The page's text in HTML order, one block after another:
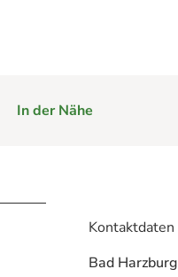
In der Nähe
Kontaktdaten
Bad Harzburg